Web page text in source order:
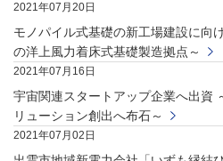
2021年07月20日
モノパイル式基礎の新工場建設に向
の洋上風力着床式基礎製造拠点～
2021年07月16日
宇宙関連スタートアップ企業へ出資
リューション創出へ布石～
2021年07月02日